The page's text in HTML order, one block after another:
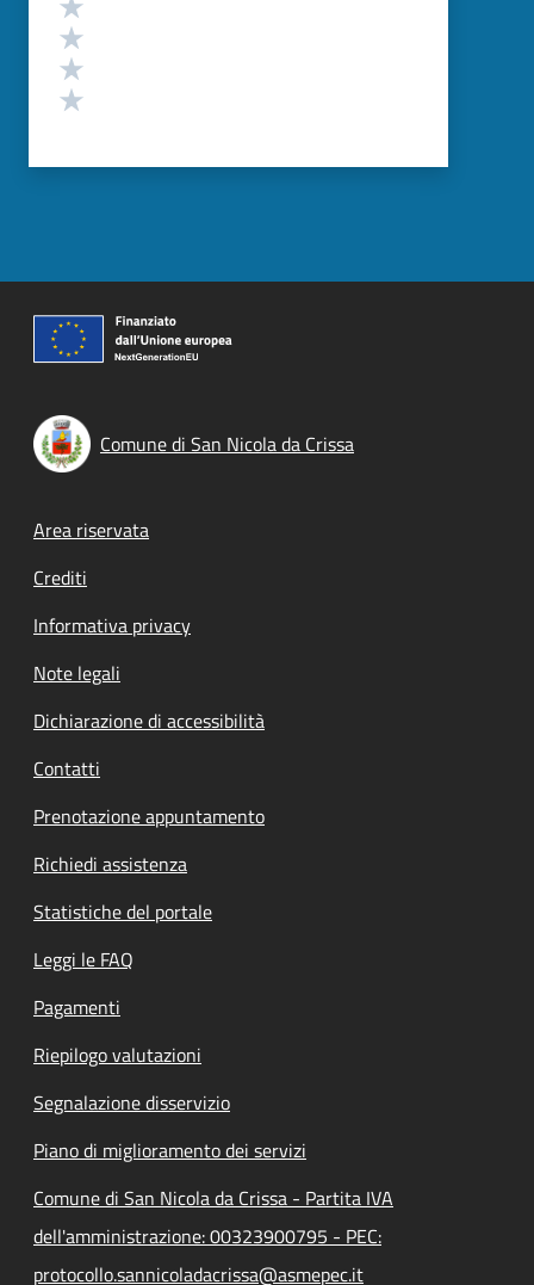
Comune di San Nicola da Crissa
Footer menu
Area riservata
Crediti
Informativa privacy
Note legali
Dichiarazione di accessibilità
Contatti
Prenotazione appuntamento
Richiedi assistenza
Statistiche del portale
Leggi le FAQ
Pagamenti
Riepilogo valutazioni
Segnalazione disservizio
Piano di miglioramento dei servizi
Comune di San Nicola da Crissa - Partita IVA
dell'amministrazione: 00323900795 - PEC:
protocollo.sannicoladacrissa@asmepec.it